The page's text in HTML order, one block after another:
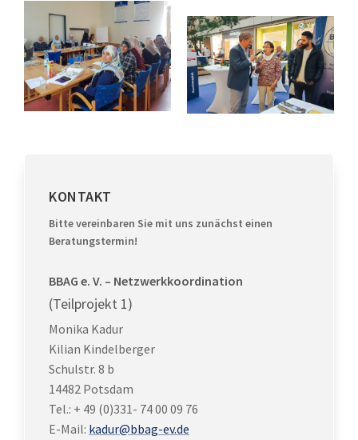
KONTAKT
Bitte vereinbaren Sie mit uns zunächst einen
Beratungstermin!
BBAG e. V. – Netzwerkkoordination
(Teilprojekt 1)
Monika Kadur
Kilian Kindelberger
Schulstr. 8 b
14482 Potsdam
Tel.: + 49 (0)331- 74 00 09 76
E-Mail: kadur@bbag-ev.de